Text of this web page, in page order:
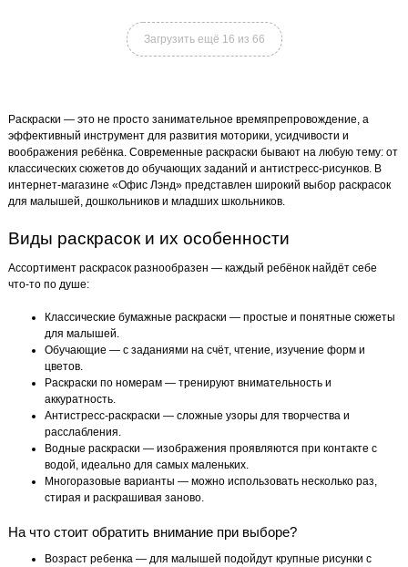
Загрузить ещё 16 из 66
Раскраски — это не просто занимательное времяпрепровождение, а
эффективный инструмент для развития моторики, усидчивости и
воображения ребёнка. Современные раскраски бывают на любую тему: от
классических сюжетов до обучающих заданий и антистресс-рисунков. В
интернет-магазине «Офис Лэнд» представлен широкий выбор раскрасок
для малышей, дошкольников и младших школьников.
Виды раскрасок и их особенности
Ассортимент раскрасок разнообразен — каждый ребёнок найдёт себе
что-то по душе:
Классические бумажные раскраски — простые и понятные сюжеты
для малышей.
Обучающие — с заданиями на счёт, чтение, изучение форм и
цветов.
Раскраски по номерам — тренируют внимательность и
аккуратность.
Антистресс-раскраски — сложные узоры для творчества и
расслабления.
Водные раскраски — изображения проявляются при контакте с
водой, идеально для самых маленьких.
Многоразовые варианты — можно использовать несколько раз,
стирая и раскрашивая заново.
На что стоит обратить внимание при выборе?
Возраст ребенка — для малышей подойдут крупные рисунки с